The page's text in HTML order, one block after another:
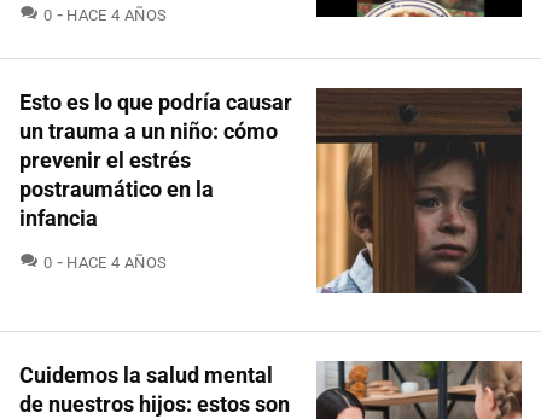
0 COMENTARIOS
HACE 4 AÑOS
Esto es lo que podría causar
un trauma a un niño: cómo
prevenir el estrés
postraumático en la
infancia
0 COMENTARIOS
HACE 4 AÑOS
Cuidemos la salud mental
de nuestros hijos: estos son